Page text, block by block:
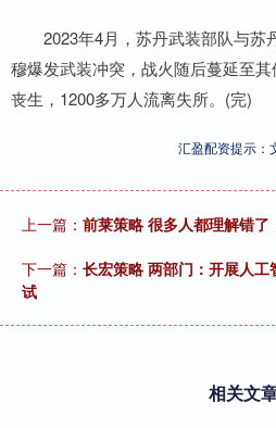
2023年4月，苏丹武装部队与苏
穆爆发武装冲突，战火随后蔓延至
丧生，1200多万人流离失所。(完)
汇盈配资提示：
上一篇： 前莱策略 很多人都理解错
下一篇： 长宏策略 两部门：开展人
试
相关文